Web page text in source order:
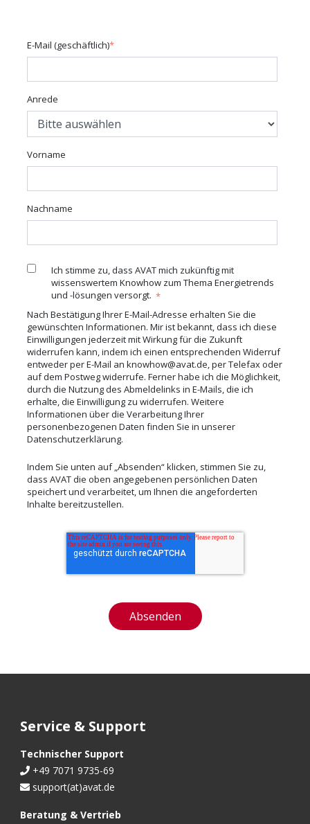
E-Mail (geschäftlich)*
Anrede
Vorname
Nachname
Ich stimme zu, dass AVAT mich zukünftig mit
wissenswertem Knowhow zum Thema Energietrends
und -lösungen versorgt. *
Nach Bestätigung Ihrer E-Mail-Adresse erhalten Sie die
gewünschten Informationen. Mir ist bekannt, dass ich diese
Einwilligungen jederzeit mit Wirkung für die Zukunft
widerrufen kann, indem ich einen entsprechenden Widerruf
entweder per E-Mail an knowhow@avat.de, per Telefax oder
auf dem Postweg widerrufe. Ferner habe ich die Möglichkeit,
durch die Nutzung des Abmeldelinks in E-Mails, die ich
erhalte, die Einwilligung zu widerrufen. Weitere
Informationen über die Verarbeitung Ihrer
personenbezogenen Daten finden Sie in unserer
Datenschutzerklärung.
Indem Sie unten auf „Absenden“ klicken, stimmen Sie zu,
dass AVAT die oben angegebenen persönlichen Daten
speichert und verarbeitet, um Ihnen die angeforderten
Inhalte bereitzustellen.
Service & Support
Technischer Support
+49 7071 9735-69
support(at)avat.de
Beratung & Vertrieb
MARKETING
personalisierte Werbung anzuzeigen. Sie tun
dies, indem sie Besucher über Websites
hinweg verfolgen.
hubspotutk
Anbieter:
HubSpot, Inc. 25 First Street , 2nd Floor,
Cambridge MA 02141 US
Zweck:
Marketing
Cookie Laufzeit:
13 Monate
EXTERNE MEDIEN
Um Inhalte von Videoplattformen und Social
Media Plattformen anzeigen zu können,
werden von diesen externen Medien
Cookies gesetzt.
YouTube
Name:
NID
Google LLC
Einstellungen speichern